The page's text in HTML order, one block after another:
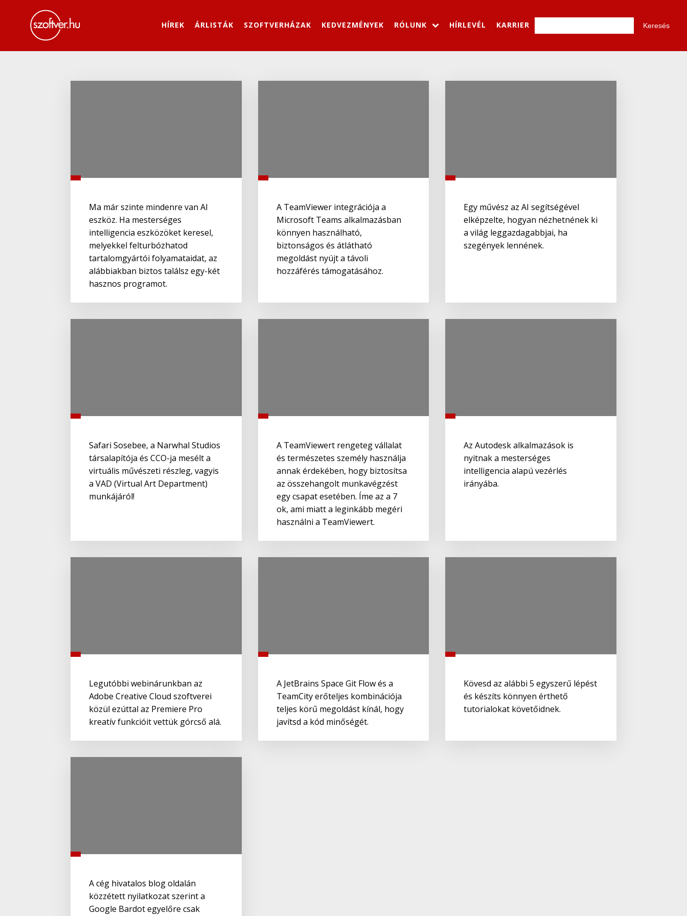
HÍREK ÁRLISTÁK SZOFTVERHÁZAK KEDVEZMÉNYEK RÓLUNK HÍRLEVÉL KARRIER
Ma már szinte mindenre van AI
eszköz. Ha mesterséges
intelligencia eszközöket keresel,
melyekkel felturbózhatod
tartalomgyártói folyamataidat, az
alábbiakban biztos találsz egy-két
hasznos programot.
A TeamViewer integrációja a
Microsoft Teams alkalmazásban
könnyen használható,
biztonságos és átlátható
megoldást nyújt a távoli
hozzáférés támogatásához.
Egy művész az AI segítségével
elképzelte, hogyan nézhetnének ki
a világ leggazdagabbjai, ha
szegények lennének.
Safari Sosebee, a Narwhal Studios
társalapítója és CCO-ja mesélt a
virtuális művészeti részleg, vagyis
a VAD (Virtual Art Department)
munkájáról!
A TeamViewert rengeteg vállalat
és természetes személy használja
annak érdekében, hogy biztosítsa
az összehangolt munkavégzést
egy csapat esetében. Íme az a 7
ok, ami miatt a leginkább megéri
használni a TeamViewert.
Az Autodesk alkalmazások is
nyitnak a mesterséges
intelligencia alapú vezérlés
irányába.
Legutóbbi webinárunkban az
Adobe Creative Cloud szoftverei
közül ezúttal az Premiere Pro
kreatív funkcióit vettük górcső alá.
A JetBrains Space Git Flow és a
TeamCity erőteljes kombinációja
teljes körű megoldást kínál, hogy
javítsd a kód minőségét.
Kövesd az alábbi 5 egyszerű lépést
és készíts könnyen érthető
tutorialokat követőidnek.
A cég hivatalos blog oldalán
közzétett nyilatkozat szerint a
Google Bardot egyelőre csak